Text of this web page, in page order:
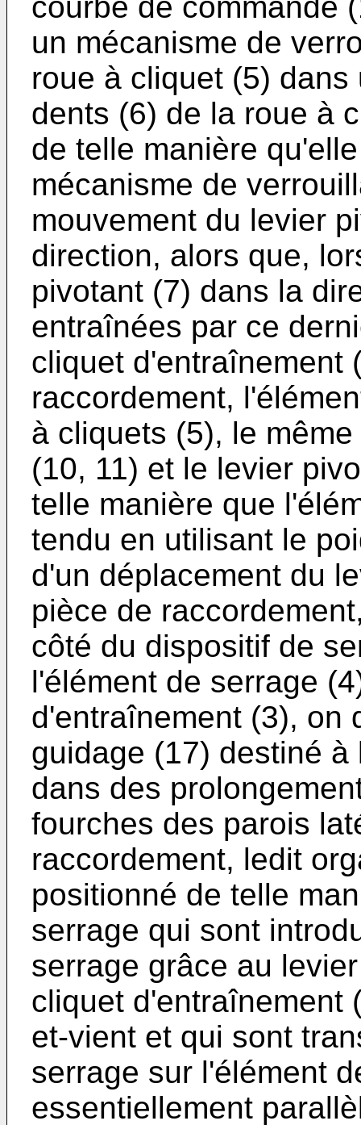
un mécanisme de
roue à cliquet (5)
dents (6) de la roue à
de telle manière
mécanisme de
mouvement du levier
direction, alors que,
pivotant (7) dans la
entraînées par ce
cliquet d'entraînement
raccordement,
à cliquets (5), le
(10, 11) et le levier
telle manière que
tendu en utilisant le
d'un déplacement du
pièce de
côté du dispositif de
l'élément de serrage
d'entraînement (3), on
guidage (17) destiné
dans des
fourches des parois
raccordement, ledit
positionné de telle
serrage qui sont
serrage grâce au
cliquet d'entraînement
et-vient et qui sont
serrage sur l'élément
essentiellement